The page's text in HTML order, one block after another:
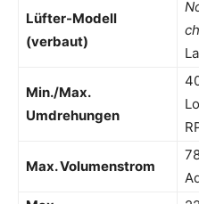
Lüfter-Modell
(verbaut)
Min./Max.
Umdrehungen
Max. Volumenstrom